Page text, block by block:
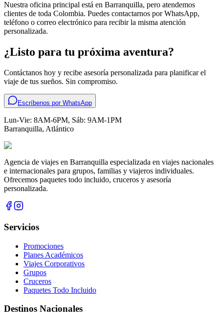
Nuestra oficina principal está en Barranquilla, pero atendemos
clientes de toda Colombia. Puedes contactarnos por WhatsApp,
teléfono o correo electrónico para recibir la misma atención
personalizada.
¿Listo para tu próxima aventura?
Contáctanos hoy y recibe asesoría personalizada para planificar el
viaje de tus sueños. Sin compromiso.
Escríbenos por WhatsApp
Lun-Vie: 8AM-6PM, Sáb: 9AM-1PM
Barranquilla, Atlántico
Agencia de viajes en Barranquilla especializada en viajes nacionales
e internacionales para grupos, familias y viajeros individuales.
Ofrecemos paquetes todo incluido, cruceros y asesoría
personalizada.
Servicios
Promociones
Planes Académicos
Viajes Corporativos
Grupos
Cruceros
Paquetes Todo Incluido
Destinos Nacionales